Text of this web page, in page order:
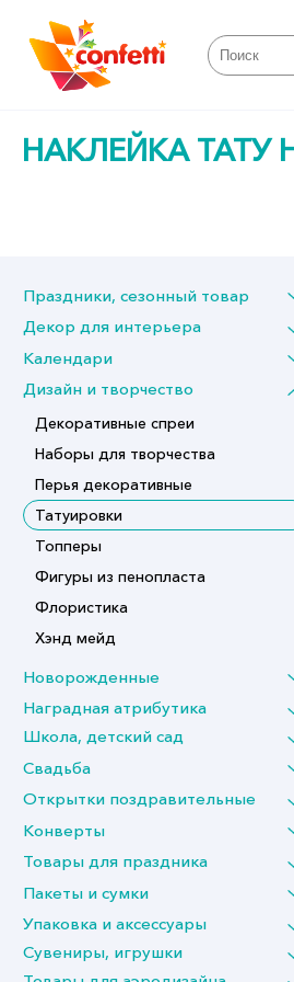
НАКЛЕЙКА
Праздники, сезонный товар
Декор для интерьера
Календари
Дизайн и творчество
Декоративные спреи
Наборы для творчества
Перья декоративные
Татуировки
Топперы
Фигуры из пенопласта
Флористика
Хэнд мейд
Новорожденные
Наградная атрибутика
Школа, детский сад
Свадьба
Открытки поздравительные
Конверты
Товары для праздника
Пакеты и сумки
Упаковка и аксессуары
Сувениры, игрушки